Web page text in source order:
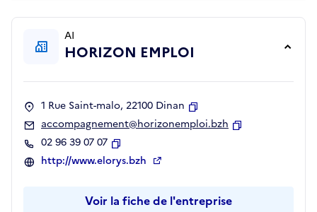
AI
HORIZON EMPLOI
1 Rue Saint-malo, 22100 Dinan
Copier
accompagnement@horizonemploi.bzh
02 96 39 07 07
Copier
http://www.elorys.bzh
Voir la fiche de l'entreprise